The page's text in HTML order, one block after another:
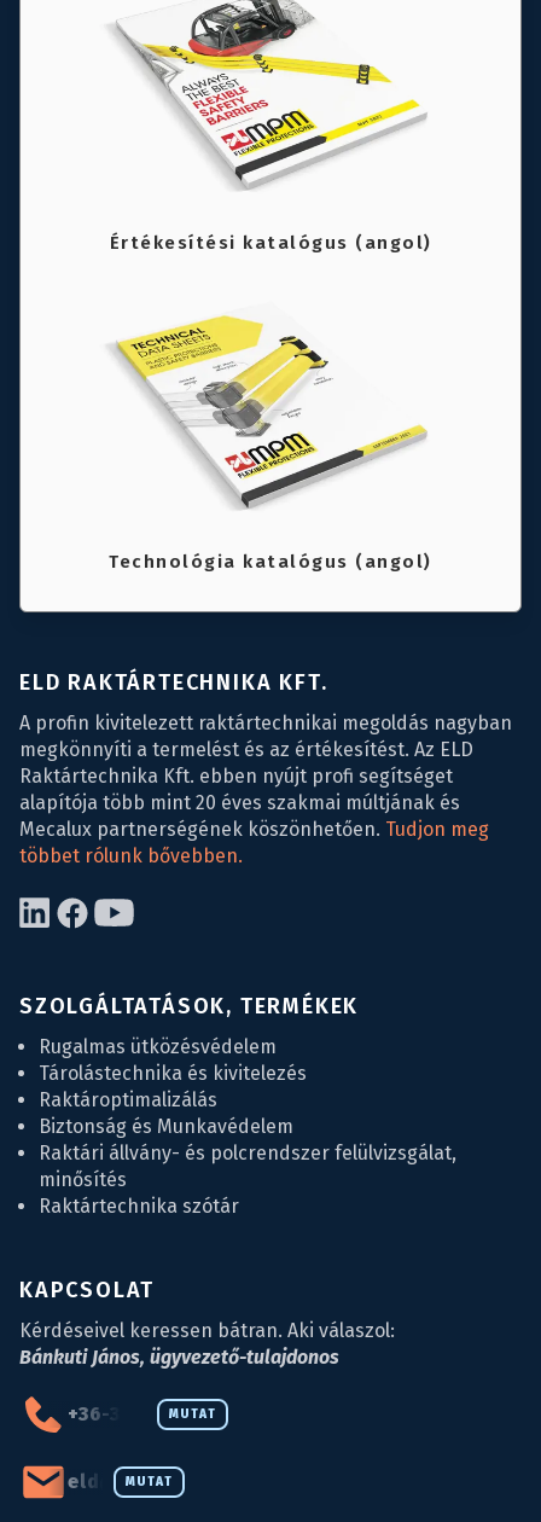
Értékesítési katalógus (angol)
Technológia katalógus (angol)
ELD RAKTÁRTECHNIKA KFT.
A profin kivitelezett raktártechnikai megoldás nagyban
megkönnyíti a termelést és az értékesítést. Az ELD
Raktártechnika Kft. ebben nyújt profi segítséget
alapítója több mint 20 éves szakmai múltjának és
Mecalux partnerségének köszönhetően. Tudjon meg
többet rólunk bővebben.
SZOLGÁLTATÁSOK, TERMÉKEK
Rugalmas ütközésvédelem
Tárolástechnika és kivitelezés
Raktároptimalizálás
Biztonság és Munkavédelem
Raktári állvány- és polcrendszer felülvizsgálat,
minősítés
Raktártechnika szótár
KAPCSOLAT
Kérdéseivel keressen bátran. Aki válaszol:
Bánkuti János, ügyvezető-tulajdonos
MUTAT
+36-34-590-027
MUTAT
eld@eld.hu